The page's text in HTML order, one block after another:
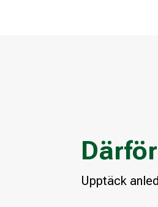
Upptäck